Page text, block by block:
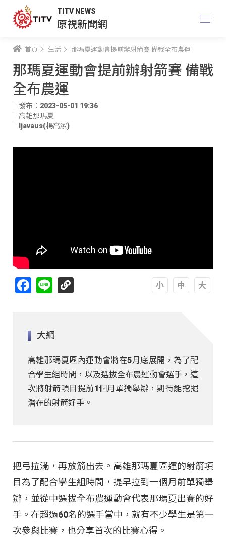
TITV NEWS
原視新聞網
首頁 生活 那瑪夏運動會提前辦射箭賽 備戰全布農運
那瑪夏運動會提前辦射箭賽 備戰
全布農運
發布：2023-05-01 19:36
高雄那瑪夏
ljavaus(楊高潔)
Facebook
Line
大綱
高雄那瑪夏區內運動會將在5月底展開，為了配
合學生組時間，以及選拔全布農運動會選手，這
次將射箭項目提前1個月單獨舉辦，期待能挖掘
潛在的射箭好手。
把弓拉滿，再放箭出去。高雄那瑪夏區運的射箭項
目為了配合學生組時間，提早拉到一個月前單獨舉
辦，並從中選拔全布農運動會代表那瑪夏出賽的好
手。在超過60名的選手當中，就有不少學生是第一
次參與比賽，也分享首次的比賽心得。